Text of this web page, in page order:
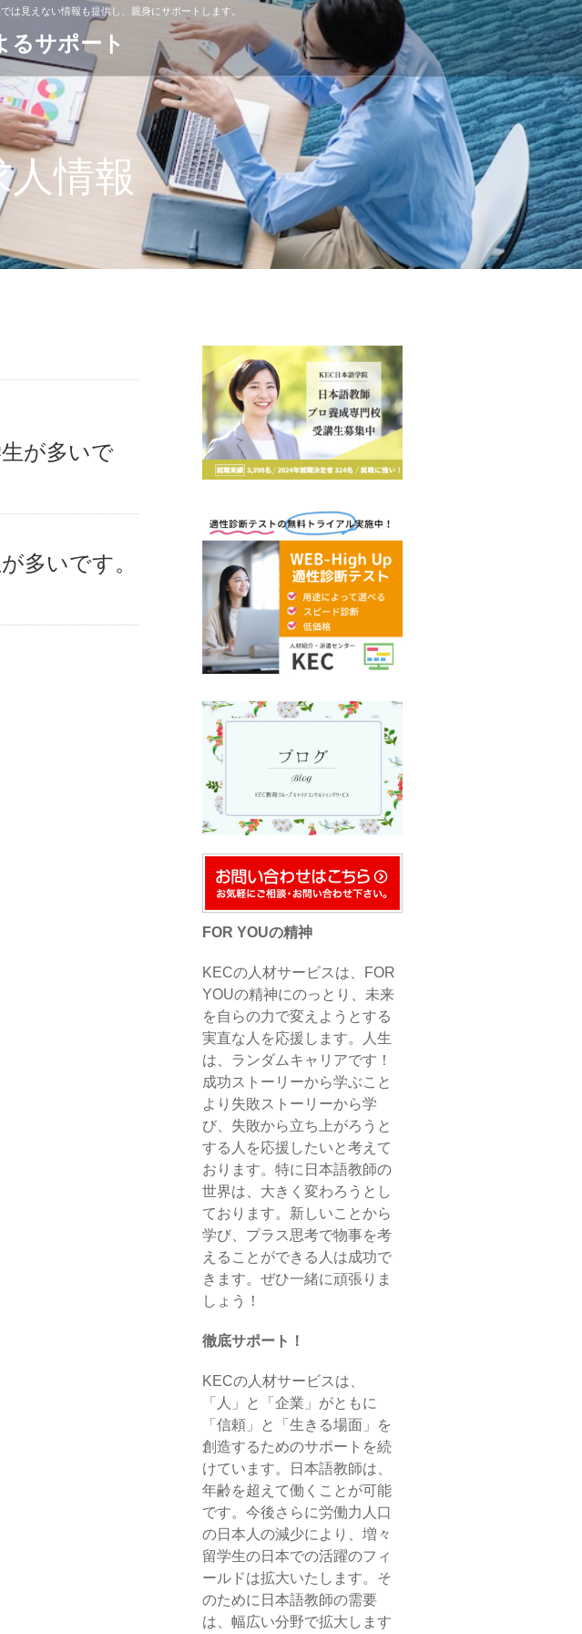
は見えない情報も提供し、親身にサポートします。
るサポート
情報
が多いで
多いです。
FOR YOUの精神
KECの人材サービスは、FOR
YOUの精神にのっとり、未来
を自らの力で変えようとする
実直な人を応援します。人生
は、ランダムキャリアです！
成功ストーリーから学ぶこと
より失敗ストーリーから学
び、失敗から立ち上がろうと
する人を応援したいと考えて
おります。特に日本語教師の
世界は、大きく変わろうとし
ております。新しいことから
学び、プラス思考で物事を考
えることができる人は成功で
きます。ぜひ一緒に頑張りま
しょう！
徹底サポート！
KECの人材サービスは、
「人」と「企業」がともに
「信頼」と「生きる場面」を
創造するためのサポートを続
けています。日本語教師は、
年齢を超えて働くことが可能
です。今後さらに労働力人口
の日本人の減少により、増々
留学生の日本での活躍のフィ
ールドは拡大いたします。そ
のために日本語教師の需要
は、幅広い分野で拡大します